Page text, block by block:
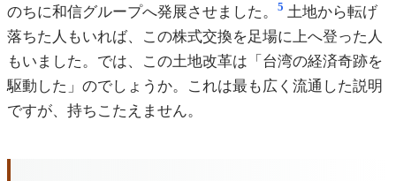
のちに和信グループへ発展させました。
5 土地から転げ
落ちた人もいれば、この株式交換を足場に上へ登った人
もいました。では、この土地改革は「台湾の経済奇跡を
駆動した」のでしょうか。これは最も広く流通した説明
ですが、持ちこたえません。